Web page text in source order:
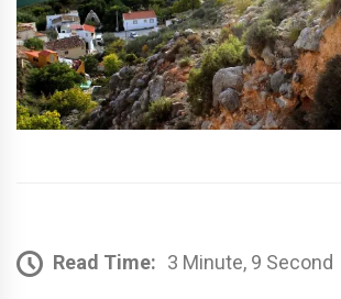
Read Time: 3 Minute, 9 Second